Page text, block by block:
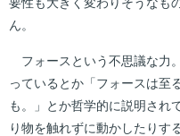
ん。
フォースという不思議な力
っているとか「フォースは至
も。」とか哲学的に説明され
り物を触れずに動かしたりす